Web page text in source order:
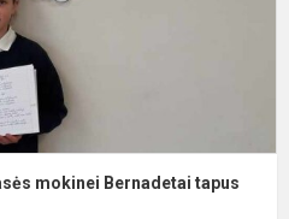
mokinei Bernadetai tapus